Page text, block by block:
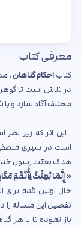
معرفی کتاب
کتاب احکام گناهان،
در تلاش است تا گوهر
مختلف آگاه سازد و با
این اثر که زیر
است در سیری منطقی
هدف بعثت رسول خدا
« إِنَّمَا بُعِثْتُ لِأُتَمِّمَ
حال اولین قدم برای
تفصیل این مساله را
باز نموده تا با هر